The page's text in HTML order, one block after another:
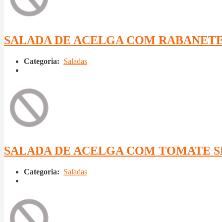
SALADA DE ACELGA COM
Categoria: Saladas
SALADA DE ACELGA COM TOMATE
Categoria: Saladas